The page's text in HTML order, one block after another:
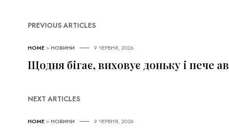
PREVIOUS ARTICLES
HOME >НОВИНИ 9 ЧЕРВНЯ, 2026
Щодня бігає, виховує доньку і пече
NEXT ARTICLES
HOME >НОВИНИ 9 ЧЕРВНЯ, 2026